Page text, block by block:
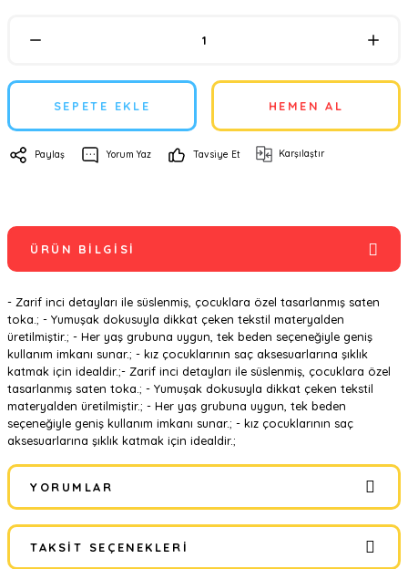
SEPETE EKLE HEMEN AL
Paylaş Yorum Yaz Tavsiye Et Karşılaştır
ÜRÜN BILGISI
- Zarif inci detayları ile süslenmiş, çocuklara özel tasarlanmış saten
toka.; - Yumuşak dokusuyla dikkat çeken tekstil materyalden
üretilmiştir.; - Her yaş grubuna uygun, tek beden seçeneğiyle geniş
kullanım imkanı sunar.; - kız çocuklarının saç aksesuarlarına şıklık
katmak için idealdir.;- Zarif inci detayları ile süslenmiş, çocuklara özel
tasarlanmış saten toka.; - Yumuşak dokusuyla dikkat çeken tekstil
materyalden üretilmiştir.; - Her yaş grubuna uygun, tek beden
seçeneğiyle geniş kullanım imkanı sunar.; - kız çocuklarının saç
aksesuarlarına şıklık katmak için idealdir.;
YORUMLAR
TAKSIT SEÇENEKLERI